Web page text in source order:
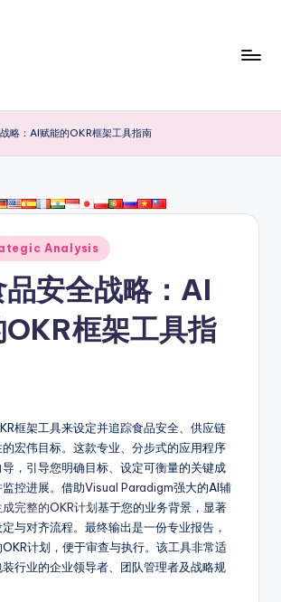
略：AI赋能的OKR框架工具指南
Analysis
安全战略：AI
OKR框架工具指
框架工具来设定并追踪食品安全、供应链
宏伟目标。这款专业、分步式的应用程序
，引导您明确目标、设定可衡量的关键成
控进展。借助Visual Paradigm强大的AI辅
成完整的OKR计划基于您的业务背景，显著
与对齐流程。最终输出是一份专业报告，
计划，便于审查与执行。该工具非常适
行业的企业领导者、团队管理者及战略规